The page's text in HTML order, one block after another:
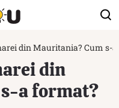
din Mauritania? Cum s-
din
a format?